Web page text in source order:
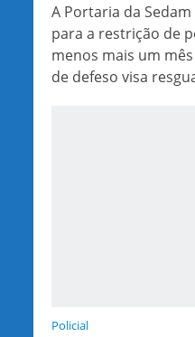
A Portaria da
para a restrição de
menos mais um
de defeso visa
Policial